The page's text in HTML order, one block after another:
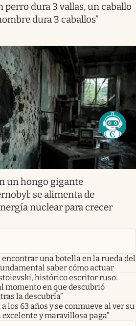
perro dura 3 vallas, un caballo
dura 3 caballos”
un hongo gigante
se alimenta de
nuclear para crecer
una botella en la rueda del
saber cómo actuar
histórico escritor ruso:
momento en que descubrió
la descubría”
los 63 años y se conmueve al ver su
y maravillosa paga”